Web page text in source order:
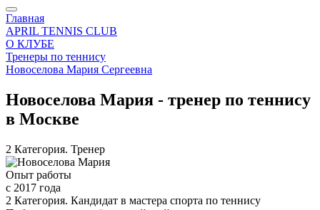
Главная
APRIL TENNIS CLUB
О КЛУБЕ
Тренеры по теннису
Новоселова Мария Сергеевна
Новоселова Мария - тренер по теннису
в Москве
2 Категория. Тренер
Опыт работы
с 2017 года
2 Категория. Кандидат в мастера спорта по теннису